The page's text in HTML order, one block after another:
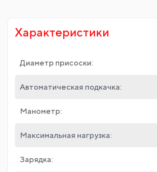
Характеристики
Диаметр присоски:
Автоматическая подкачка:
Манометр:
Максимальная нагрузка:
Зарядка: